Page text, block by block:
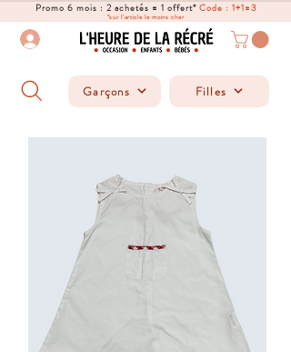
Promo 6 mois : 2 achetés = 1 offert*Code : 1+1=3
*sur l'article le moins cher
Garçons Filles